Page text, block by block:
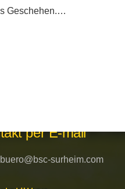
Geschehen.…
per E-mail
buero@bsc-surheim.com